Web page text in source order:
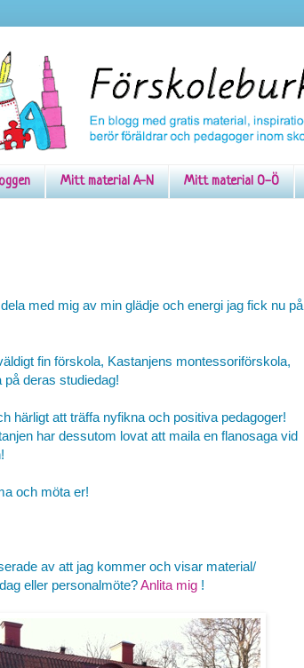
Mitt material A-N Mitt material O-Ö
med mig av min glädje och energi jag fick nu på
fin förskola, Kastanjens montessoriförskola,
deras studiedag!
härligt att träffa nyfikna och positiva pedagoger!
har dessutom lovat att maila en flanosaga vid
och möta er!
av att jag kommer och visar material/
eller personalmöte?Anlita mig !